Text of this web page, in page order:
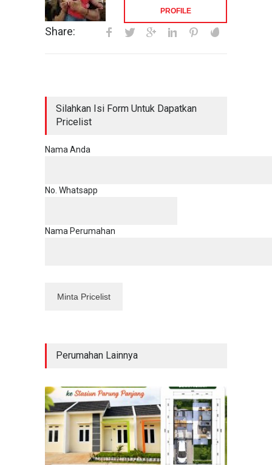
PROFILE
Share:
Silahkan Isi Form Untuk Dapatkan
Pricelist
Nama Anda
No. Whatsapp
Nama Perumahan
Perumahan Lainnya